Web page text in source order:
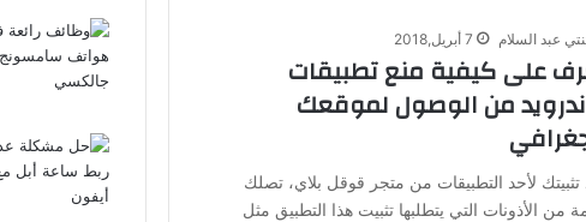
عبد السلام 7 أبريل,2018
على كيفية منع تطبيقات
من الوصول لموقعك
تثبيتك لأحد التطبيقات من متجر قوقل بلاي، تصلك
من الأذونات التي يتطلبها تثبيت هذا التطبيق مثل